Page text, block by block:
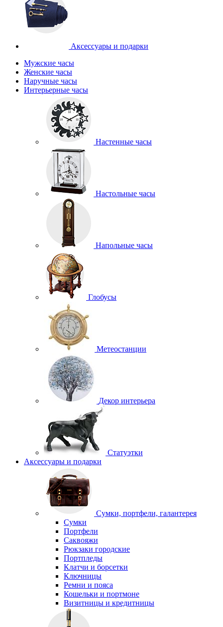
Аксессуары и подарки
Мужские часы
Женские часы
Наручные часы
Интерьерные часы
Настенные часы
Настольные часы
Напольные часы
Глобусы
Метеостанции
Декор интерьера
Статуэтки
Аксессуары и подарки
Сумки, портфели, галантерея
Сумки
Портфели
Саквояжи
Рюкзаки городские
Портпледы
Клатчи и борсетки
Ключницы
Ремни и пояса
Кошельки и портмоне
Визитницы и кредитницы